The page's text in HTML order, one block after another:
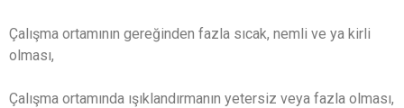
Çalışma ortamının gereğinden fazla sıcak, nemli ve ya kirli
olması,
Çalışma ortamında ışıklandırmanın yetersiz veya fazla olması,